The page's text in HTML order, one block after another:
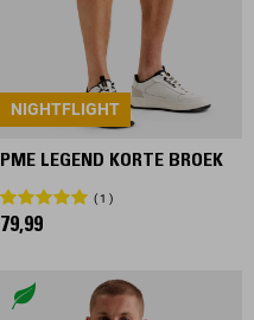
NIGHTFLIGHT
PME LEGEND KORTE BROEK
1
79,99